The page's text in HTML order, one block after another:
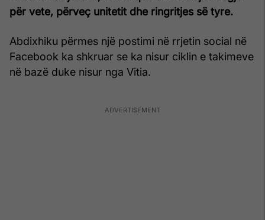
për vete, përveç unitetit dhe ringritjes së tyre.
Abdixhiku përmes një postimi në rrjetin social në
Facebook ka shkruar se ka nisur ciklin e takimeve
në bazë duke nisur nga Vitia.